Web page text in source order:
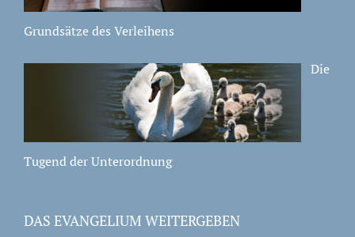
Grundsätze des Verleihens
Die
Tugend der Unterordnung
DAS EVANGELIUM WEITERGEBEN